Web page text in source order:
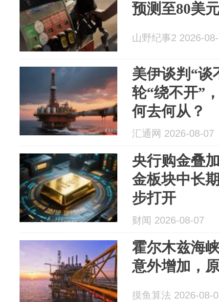
预测至80美
山野纪事2 2026-
美伊谈判“谈
轮“绕不开”
何去何从？
汇通网 2026-08-07
央行购金叠
金板块中长
步打开
财闻 2026-08-07
霍尔木兹海
意外增加，
摸鱼算法 2026-08-